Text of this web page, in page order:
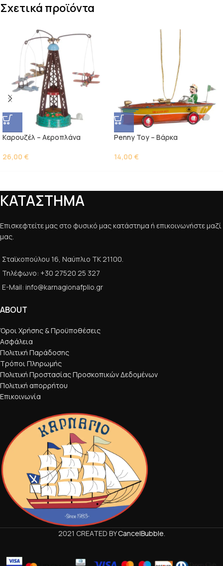
Σχετικά προϊόντα
Kαρουζέλ – Αεροπλάνα
26,00 €
Penny Toy – Βάρκα
14,00 €
ΚΑΤΑΣΤΗΜΑ
Επισκεφτείτε μας στο φυσικό μας κατάστημα ή επικοινωνήστε μαζί
μας.
Σταϊκοπούλου 16, Ναύπλιο ΤΚ 21100.
Τηλέφωνο: +30 27520 25 327
E-Mail: info@karnagionafplio.gr
ABOUT
Όροι Χρήσης & Προϋποθέσεις
Ασφάλεια
Πολιτική Παράδοσης
Τρόποι Πληρωμής
Πολιτική Προστασίας Προσκοπικών Δεδομένων
Πολιτική απορρήτου
Επικοινωνία
2021 CREATED BYCancelBubble.